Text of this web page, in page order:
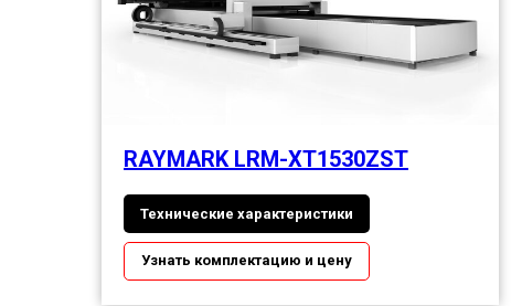
RAYMARK LRM-XT1530ZST
Технические характеристики
Узнать комплектацию и цену